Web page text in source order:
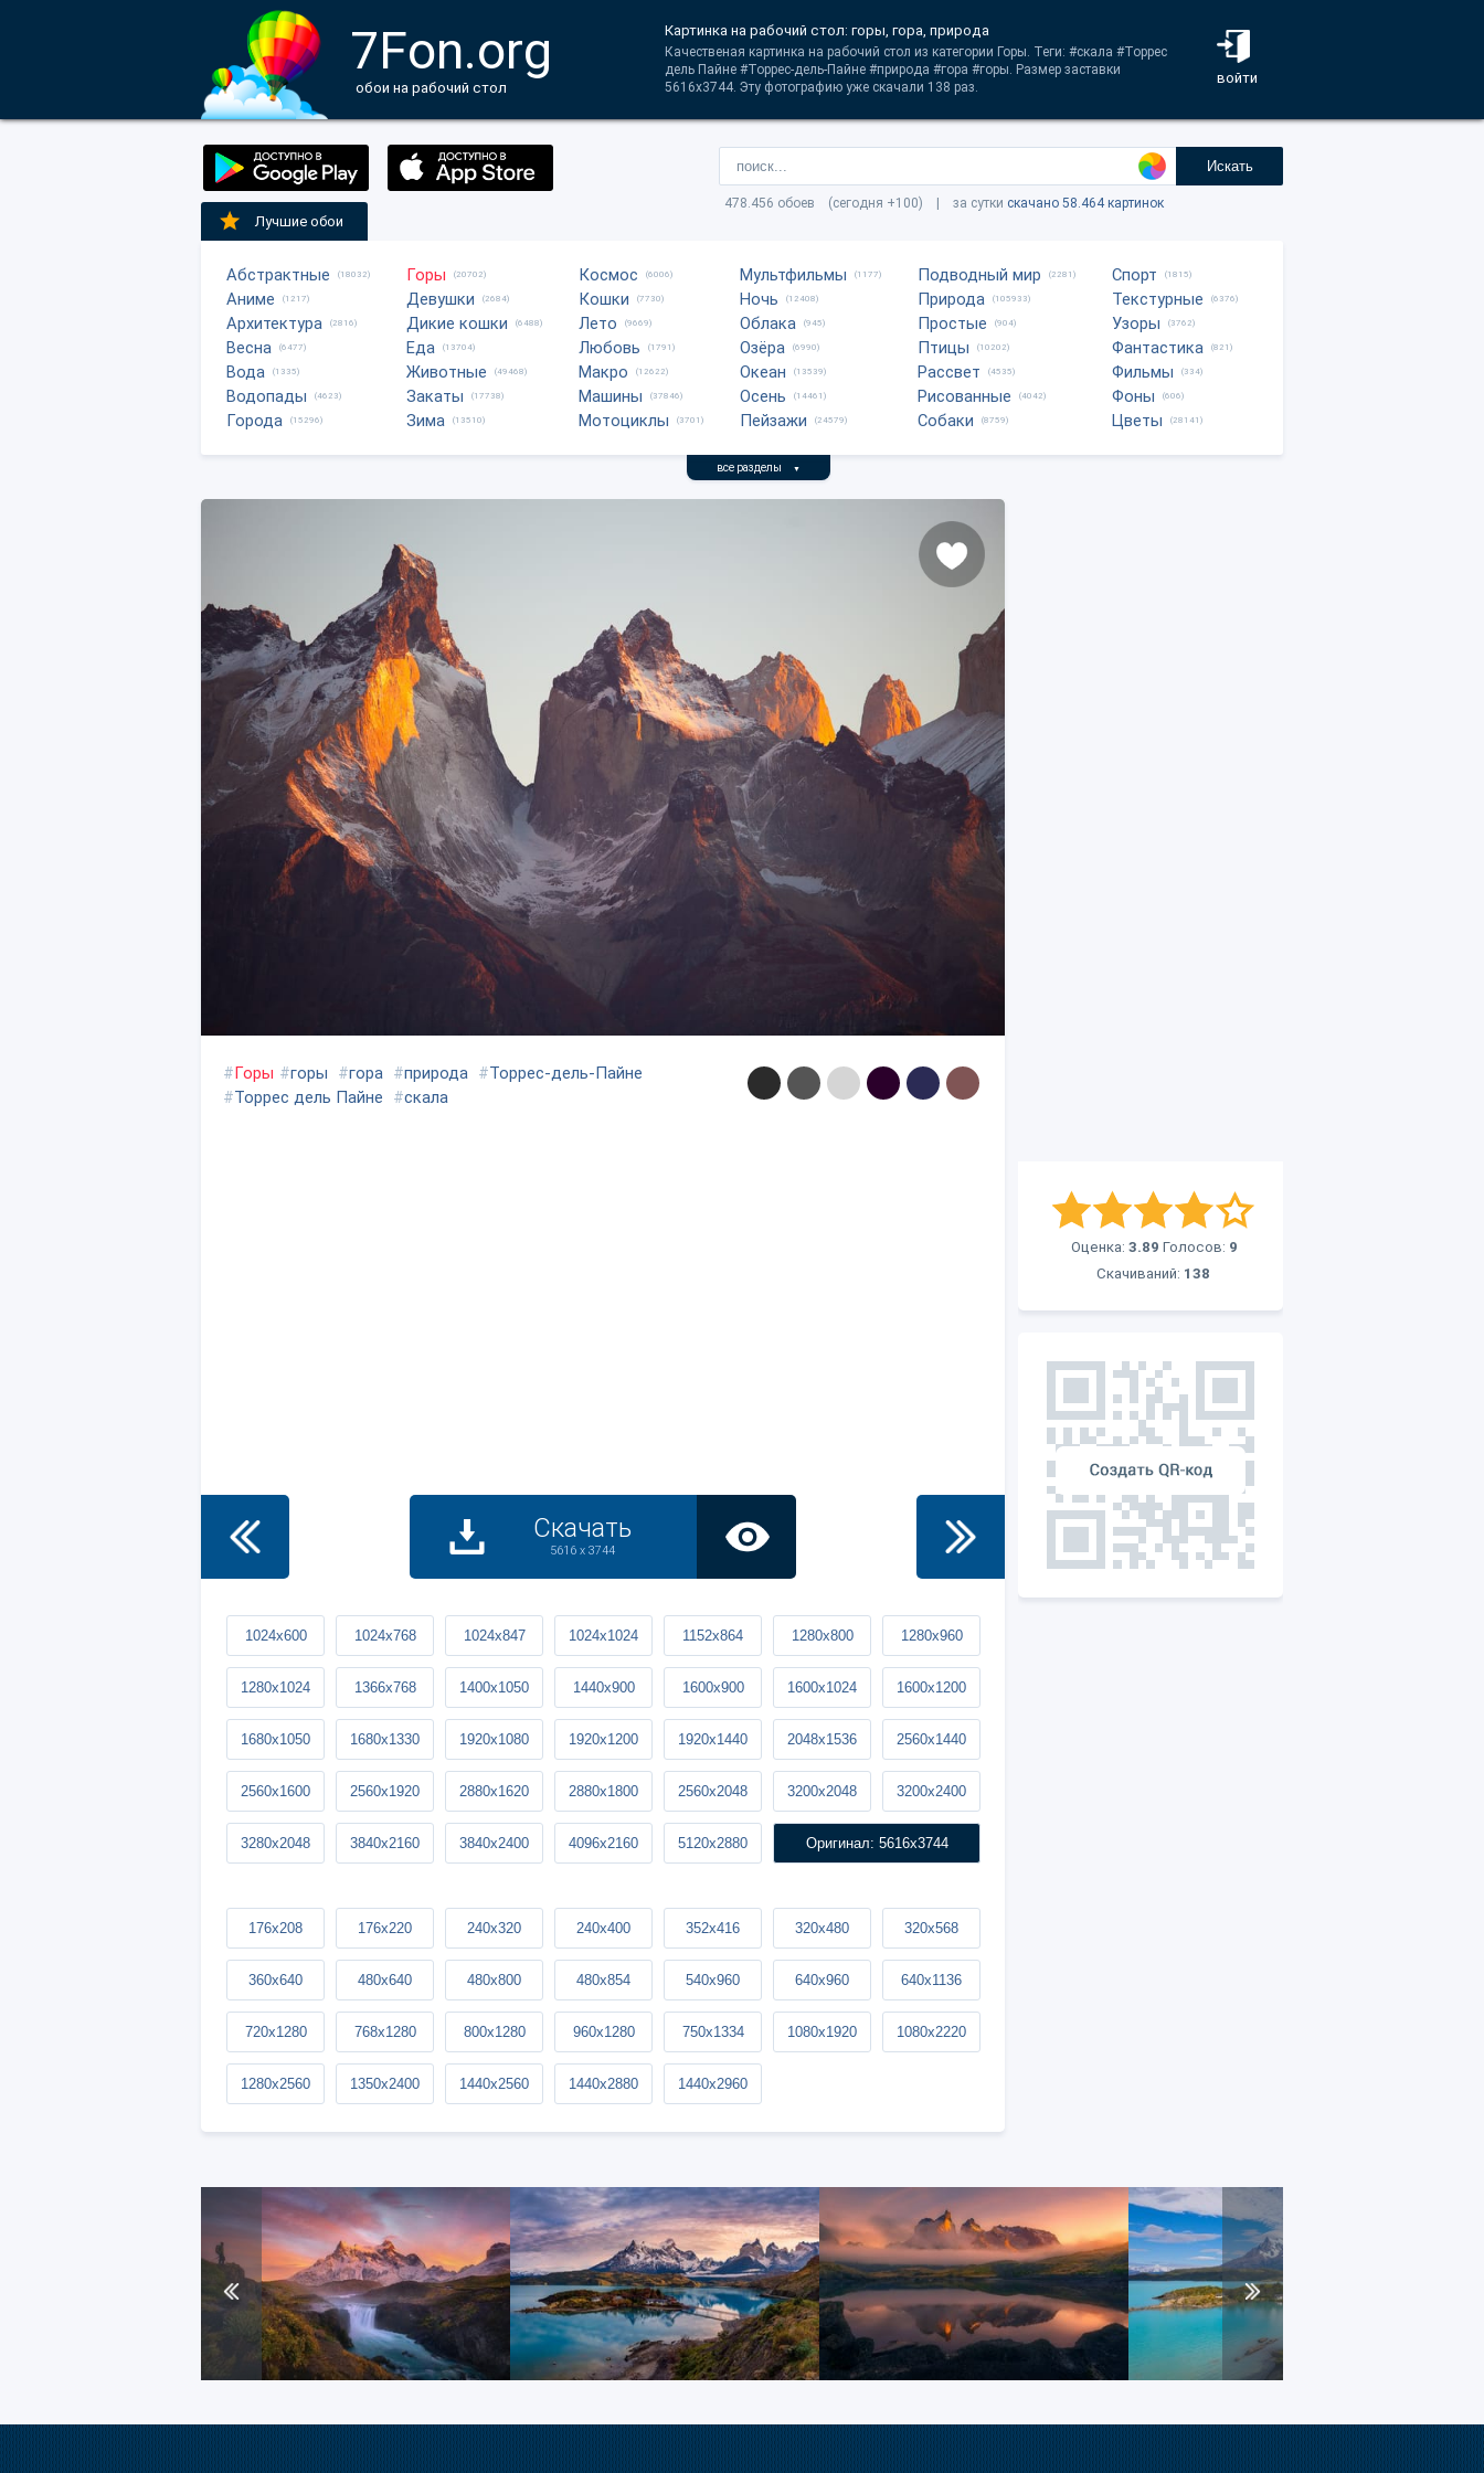
7Fon.org
обои на рабочий стол
войти
Картинка на рабочий стол: горы, гора, природа
Качественая картинка на рабочий стол из категории Горы. Теги: #скала #Торрес
дель Пайне #Торрес-дель-Пайне #природа #гора #горы. Размер заставки
5616x3744. Эту фотографию уже скачали 138 раз.
Искать
478.456 обоев (сегодня +100) | за сутки скачано 58.464 картинок
Лучшие обои
Абстрактные (18032)
Аниме (1217)
Архитектура (2816)
Весна (6477)
Вода (1335)
Водопады (4623)
Города (15296)
Горы (20702)
Девушки (2684)
Дикие кошки (6488)
Еда (13704)
Животные (49468)
Закаты (17738)
Зима (13510)
Космос (6006)
Кошки (7730)
Лето (9669)
Любовь (1791)
Макро (12622)
Машины (37846)
Мотоциклы (3701)
Мультфильмы (1177)
Ночь (12408)
Облака (945)
Озёра (6990)
Океан (13539)
Осень (14461)
Пейзажи (24579)
Подводный мир (2281)
Природа (105933)
Простые (904)
Птицы (10202)
Рассвет (4535)
Рисованные (4042)
Собаки (8759)
Спорт (1815)
Текстурные (6376)
Узоры (3762)
Фантастика (821)
Фильмы (334)
Фоны (606)
Цветы (28141)
все разделы ▼
Оценка: 3.89 Голосов: 9
Скачиваний: 138
#Горы #горы #гора #природа #Торрес-дель-Пайне
#Торрес дель Пайне #скала
Скачать
5616 x 3744
1024x600 1024x768 1024x847 1024x1024 1152x864 1280x800 1280x960
1280x1024 1366x768 1400x1050 1440x900 1600x900 1600x1024 1600x1200
1680x1050 1680x1330 1920x1080 1920x1200 1920x1440 2048x1536 2560x1440
2560x1600 2560x1920 2880x1620 2880x1800 2560x2048 3200x2048 3200x2400
3280x2048 3840x2160 3840x2400 4096x2160 5120x2880 Оригинал: 5616x3744
176x208 176x220 240x320 240x400 352x416 320x480 320x568
360x640 480x640 480x800 480x854 540x960 640x960 640x1136
720x1280 768x1280 800x1280 960x1280 750x1334 1080x1920 1080x2220
1280x2560 1350x2400 1440x2560 1440x2880 1440x2960